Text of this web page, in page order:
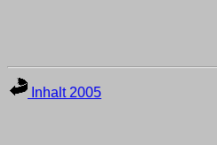
Inhalt 2005